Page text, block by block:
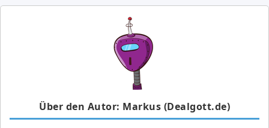
Über den Autor: Markus (Dealgott.de)